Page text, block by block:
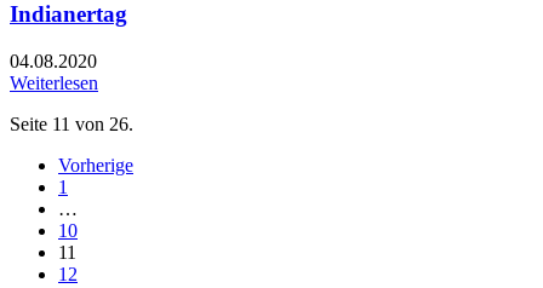
Indianertag
04.08.2020
Weiterlesen
Seite 11 von 26.
Vorherige
1
…
10
11
12